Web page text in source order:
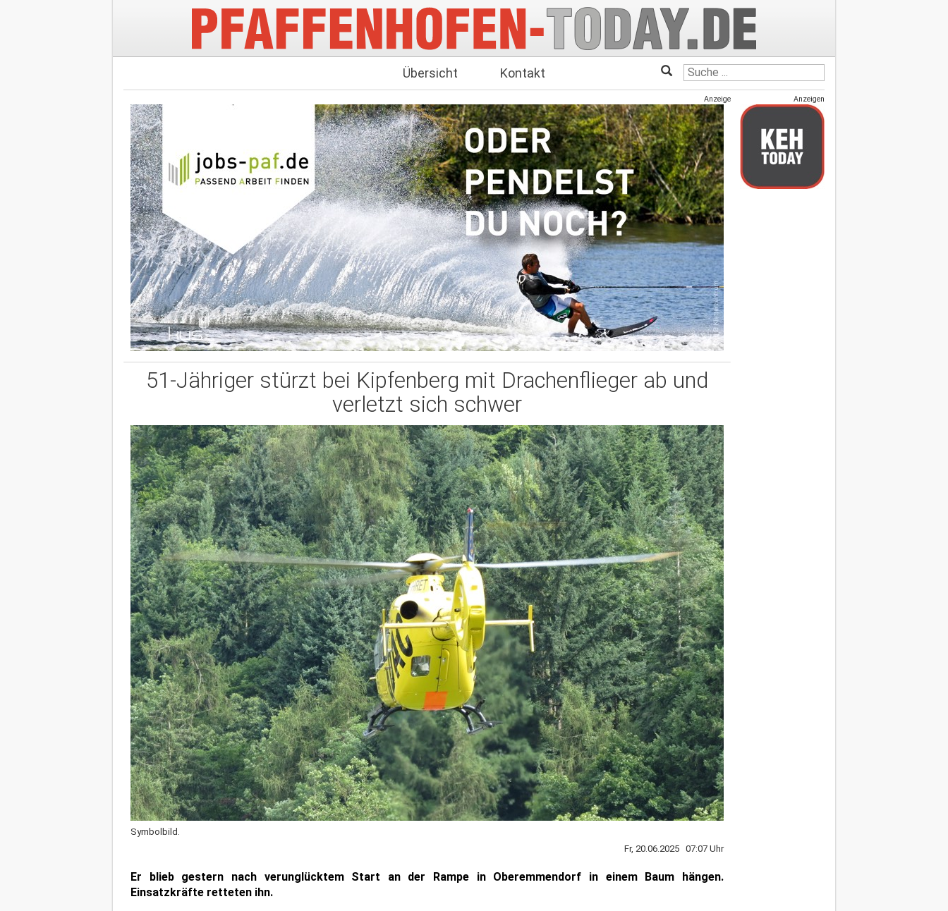
Übersicht Kontakt
Anzeige
51-Jähriger stürzt bei Kipfenberg mit Drachenflieger ab und
verletzt sich schwer
Symbolbild.
Fr, 20.06.2025 07:07 Uhr
Er blieb gestern nach verunglücktem Start an der Rampe in Oberemmendorf in einem Baum hängen.
Einsatzkräfte retteten ihn.
Anzeigen